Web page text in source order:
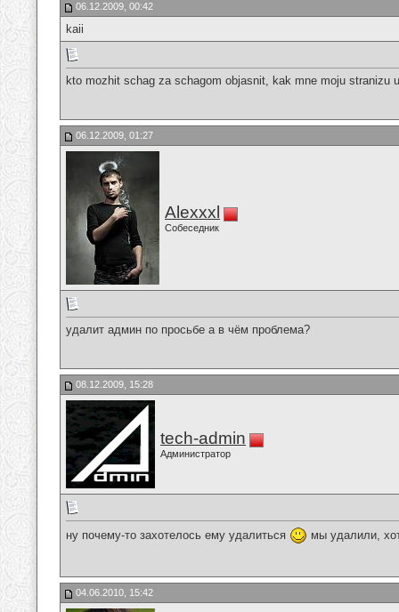
06.12.2009, 00:42
kaii
kto mozhit schag za schagom objasnit, kak mne moju stranizu
06.12.2009, 01:27
Alexxxl
Собеседник
удалит админ по просьбе а в чём проблема?
08.12.2009, 15:28
tech-admin
Администратор
ну почему-то захотелось ему удалиться мы удалили,
04.06.2010, 15:42